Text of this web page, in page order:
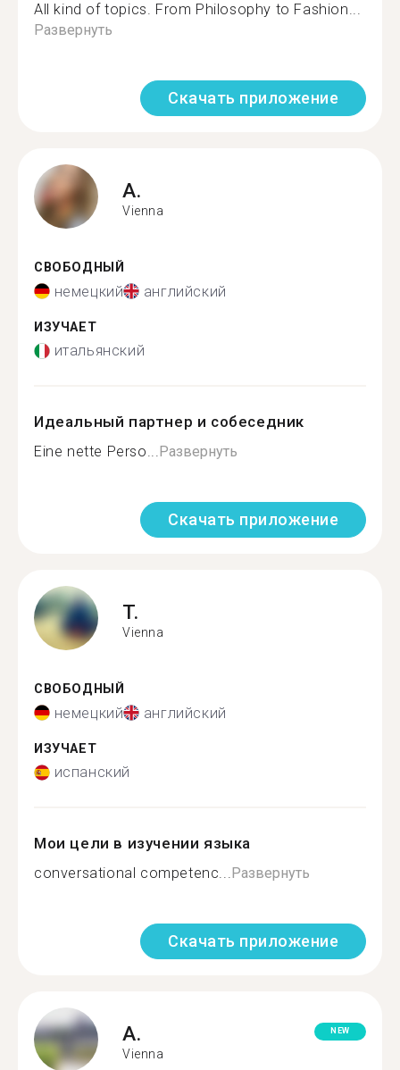
All kind of topics. From Philosophy to Fashion...
Развернуть
Скачать приложение
A.
Vienna
СВОБОДНЫЙ
немецкий английский
ИЗУЧАЕТ
итальянский
Идеальный партнер и собеседник
Eine nette Perso...Развернуть
Скачать приложение
T.
Vienna
СВОБОДНЫЙ
немецкий английский
ИЗУЧАЕТ
испанский
Мои цели в изучении языка
conversational competenc...Развернуть
Скачать приложение
A.
Vienna
NEW